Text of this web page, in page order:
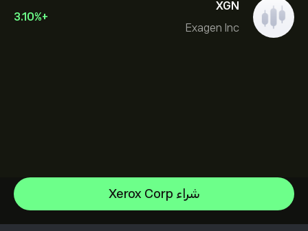
XGN
Exagen Inc
+
3.10%
شراء Xerox Corp
Sandisk Corp/DE
Apple